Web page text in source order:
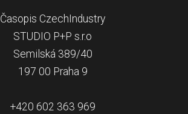
Časopis CzechIndustry
STUDIO P+P s.r.o
Semilská 389/40
197 00 Praha 9
+420 602 363 969